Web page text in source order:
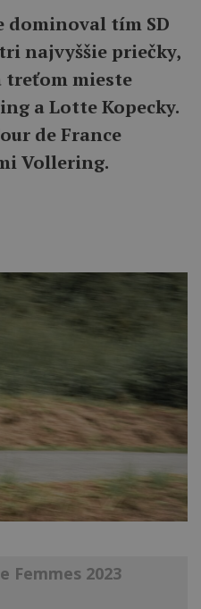
dominoval tím SD
najvyššie priečky,
treťom mieste
a Lotte Kopecky.
de France
Vollering.
Femmes 2023